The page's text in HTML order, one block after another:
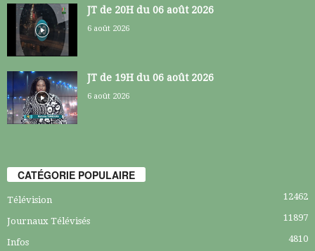
JT de 20H du 06 août 2026
6 août 2026
JT de 19H du 06 août 2026
6 août 2026
CATÉGORIE POPULAIRE
Télévision 12462
Journaux Télévisés 11897
Infos 4810